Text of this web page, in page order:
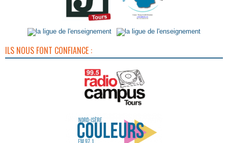
ILS NOUS FONT CONFIANCE :